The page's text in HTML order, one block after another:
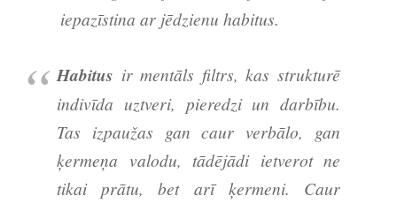
iepazīstina ar jēdzienu habitus.
Habitus ir mentāls filtrs, kas strukturē
indivīda uztveri, pieredzi un darbību.
Tas izpaužas gan caur verbālo, gan
ķermeņa valodu, tādējādi ietverot ne
tikai prātu, bet arī ķermeni. Caur